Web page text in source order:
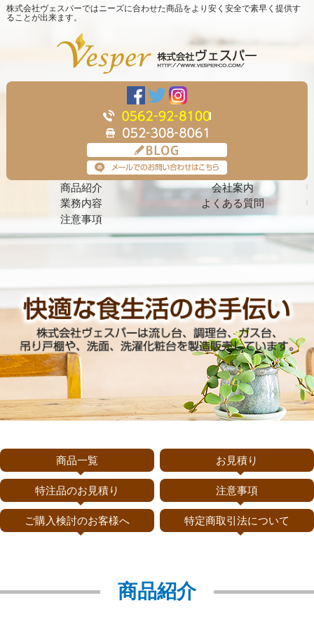
株式会社ヴェスパーではニーズに合わせた商品をより安く安全で素早く提供す
ることが出来ます。
商品紹介
会社案内
業務内容
よくある質問
注意事項
商品一覧 お見積り
特注品のお見積り 注意事項
ご購入検討のお客様へ 特定商取引法について
商品紹介